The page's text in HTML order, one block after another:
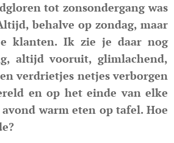
tot zonsondergang was
behalve op zondag, maar
klanten. Ik zie je daar nog
altijd vooruit, glimlachend,
verdrietjes netjes verborgen
en op het einde van elke
warm eten op tafel. Hoe